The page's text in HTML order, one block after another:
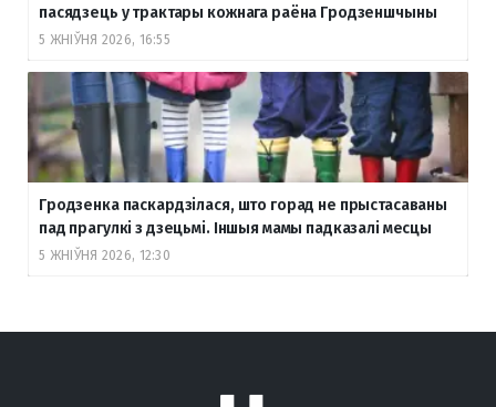
пасядзець у трактары кожнага раёна Гродзеншчыны
5 ЖНІЎНЯ 2026, 16:55
Гродзенка паскардзілася, што горад не прыстасаваны
пад прагулкі з дзецьмі. Іншыя мамы падказалі месцы
5 ЖНІЎНЯ 2026, 12:30